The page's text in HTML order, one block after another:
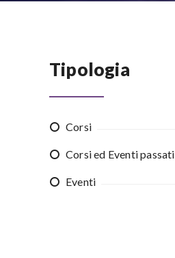
Tipologia
Corsi
Corsi ed Eventi passati
Eventi